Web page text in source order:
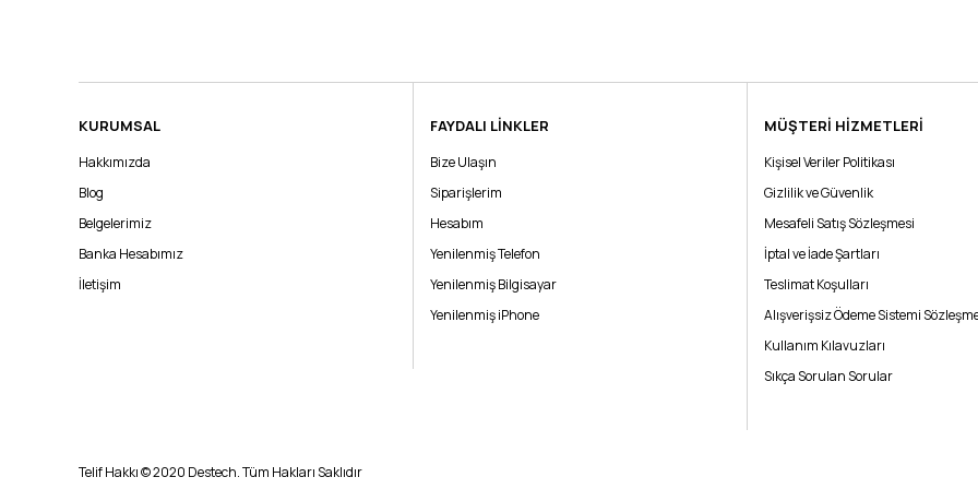
Bu ürüne ilk yorumu siz yapın!
Yorum Yaz
KURUMSAL
Hakkımızda
Blog
Belgelerimiz
Banka Hesabımız
İletişim
FAYDALI LİNKLER
Bize Ulaşın
Siparişlerim
Hesabım
Yenilenmiş Telefon
Yenilenmiş Bilgisayar
Yenilenmiş iPhone
MÜŞTERİ HİZMETLERİ
Kişisel Veriler Politikası
Gizlilik ve Güvenlik
Mesafeli Satış Sözleşmesi
İptal ve İade Şartları
Teslimat Koşulları
Alışverişsiz Ödeme Sistemi
Kullanım Kılavuzları
Sıkça Sorulan Sorular
Telif Hakkı © 2020 Destech. Tüm Hakları Saklıdır